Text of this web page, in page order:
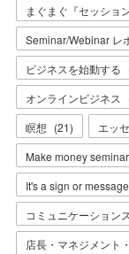
まぐまぐ『セッショ
Seminar/Webinar レ
ビジネスを始動する
オンラインビジネス
瞑想 (21) エッ
Make money seminar
It's a sign or
コミュニケーション
店長・マネジメント